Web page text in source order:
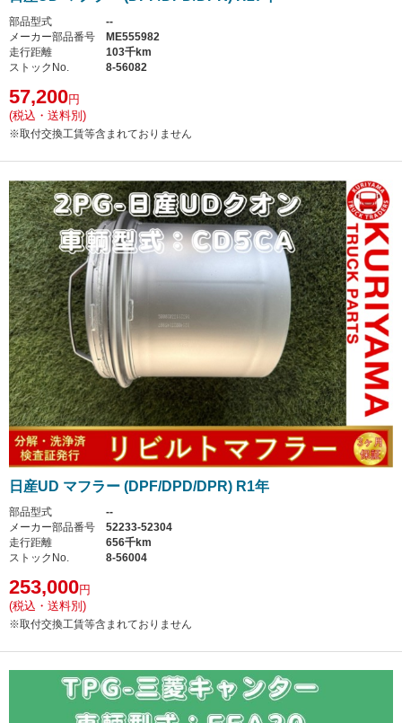
部品型式
--
メーカー部品番号
ME555982
走行距離
103千km
ストックNo.
8-56082
57,200円
(税込・送料別)
※取付交換工賃等含まれておりません
日産UD マフラー (DPF/DPD/DPR) R1年
部品型式
--
メーカー部品番号
52233-52304
走行距離
656千km
ストックNo.
8-56004
253,000円
(税込・送料別)
※取付交換工賃等含まれておりません